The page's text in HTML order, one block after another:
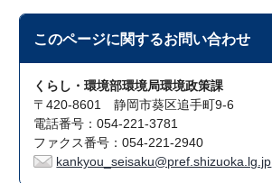
このページに関するお問い合わせ
くらし・環境部環境局環境政策課
〒420-8601 静岡市葵区追手町9-6
電話番号：054-221-3781
ファクス番号：054-221-2940
kankyou_seisaku@pref.shizuoka.lg.jp